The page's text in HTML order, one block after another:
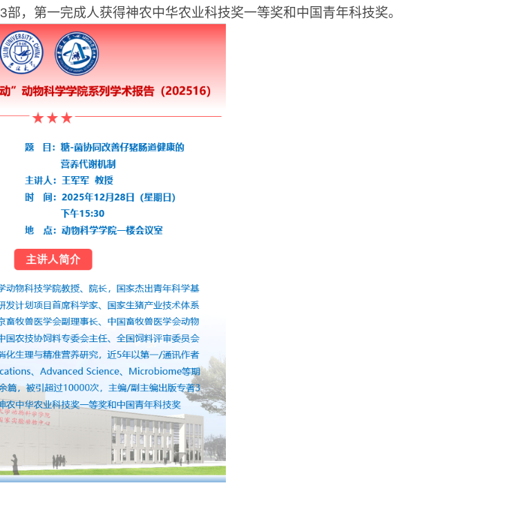
3部，第一完成人获得神农中华农业科技奖一等奖和中国青年科技奖。